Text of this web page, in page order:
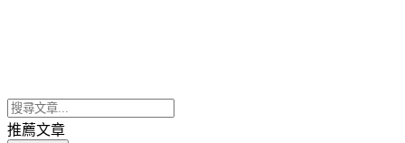
推薦文章